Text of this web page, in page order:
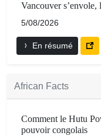
Vancouver
5/08/2026
En résumé
African Facts
Comment le Hutu
pouvoir congolais